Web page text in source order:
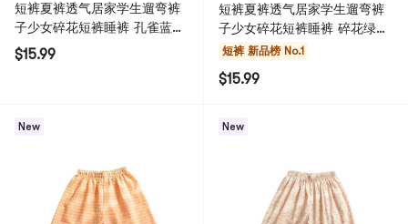
短裤夏裤透气居家学生遛弯裤
子少女碎花短裤睡裤 孔雀蓝
(80-133斤) 1件
$15.99
短裤夏裤透气居家学生遛弯裤
子少女碎花短裤睡裤 碎花绿
(80-131斤) 1件
短裤 新品榜 No.1
$15.99
New New